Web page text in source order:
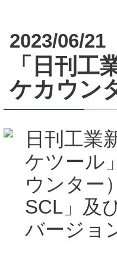
2023/06/21
「日刊工
ケカウン
日刊工業
ケツール
ウンター
SCL」及
バージョ